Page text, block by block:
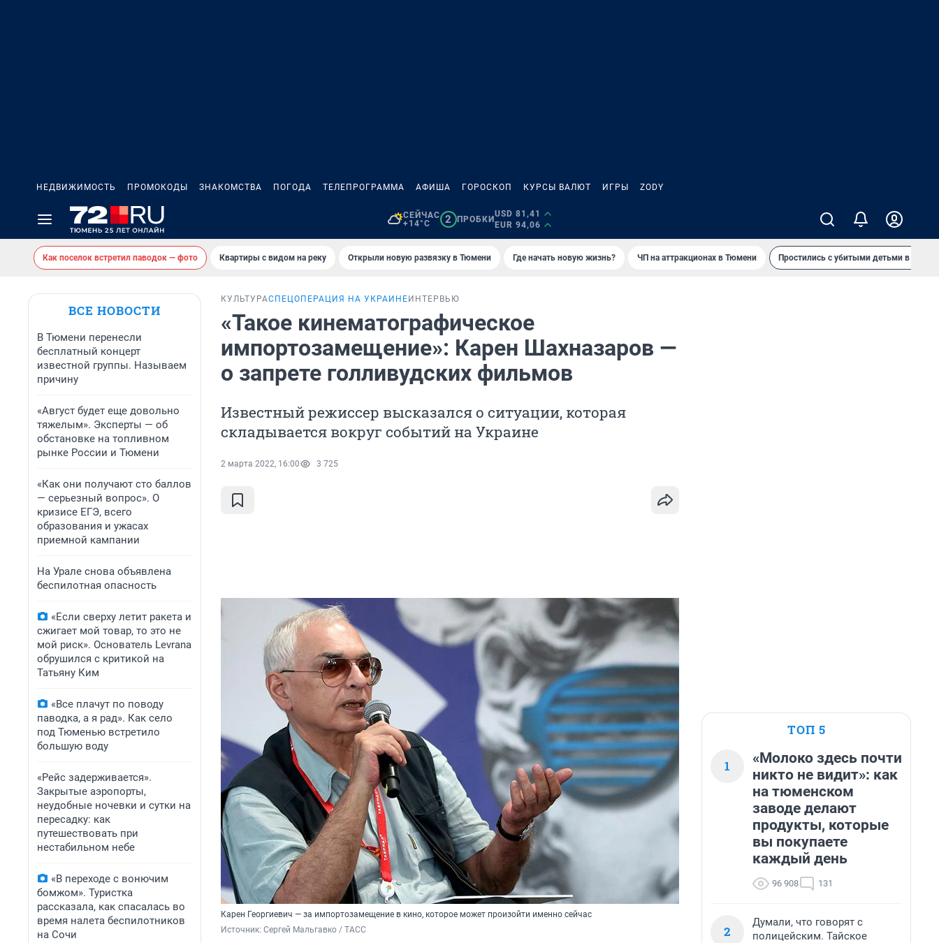
НЕДВИЖИМОСТЬ ПРОМОКОДЫ ЗНАКОМСТВА ПОГОДА ТЕЛЕПРОГРАММА АФИША ГОРОСКОП КУРСЫ ВАЛЮТ ИГРЫ ZODY
СЕЙЧАС
+14°C
2 ПРОБКИ
USD 81,41
EUR 94,06
Как поселок встретил паводок — фото Квартиры с видом на реку Открыли новую развязку в Тюмени Где начать новую жизнь? ЧП на аттракционах в Тюмени Простились с убитыми детьми в
ВСЕ НОВОСТИ
В Тюмени перенесли
бесплатный концерт
известной группы. Называем
причину
«Август будет еще довольно
тяжелым». Эксперты — об
обстановке на топливном
рынке России и Тюмени
«Как они получают сто баллов
— серьезный вопрос». О
кризисе ЕГЭ, всего
образования и ужасах
приемной кампании
На Урале снова объявлена
беспилотная опасность
«Если сверху летит ракета и
сжигает мой товар, то это не
мой риск». Основатель Levrana
обрушился с критикой на
Татьяну Ким
«Все плачут по поводу
паводка, а я рад». Как село
под Тюменью встретило
большую воду
«Рейс задерживается».
Закрытые аэропорты,
неудобные ночевки и сутки на
пересадку: как
путешествовать при
нестабильном небе
«В переходе с вонючим
бомжом». Туристка
рассказала, как спасалась во
время налета беспилотников
на Сочи
КУЛЬТУРАСПЕЦОПЕРАЦИЯ НА УКРАИНЕ ИНТЕРВЬЮ
«Такое кинематографическое
импортозамещение»: Карен Шахназаров —
о запрете голливудских фильмов
Известный режиссер высказался о ситуации, которая
складывается вокруг событий на Украине
2 марта 2022, 16:00 3 725
Карен Георгиевич — за импортозамещение в кино, которое может произойти именно сейчас
Источник: Сергей Мальгавко / ТАСС
ТОП 5
1
«Молоко здесь почти
никто не видит»: как
на тюменском
заводе делают
продукты, которые
вы покупаете
каждый день
96 908 131
2
Думали, что говорят с
полицейским. Тайское